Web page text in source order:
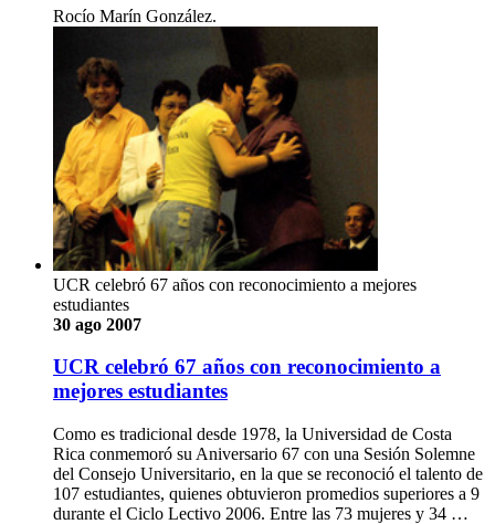
Rocío Marín González.
UCR celebró 67 años con reconocimiento a mejores
estudiantes
30 ago 2007
UCR celebró 67 años con reconocimiento a
mejores estudiantes
Como es tradicional desde 1978, la Universidad de Costa
Rica conmemoró su Aniversario 67 con una Sesión Solemne
del Consejo Universitario, en la que se reconoció el talento de
107 estudiantes, quienes obtuvieron promedios superiores a 9
durante el Ciclo Lectivo 2006. Entre las 73 mujeres y 34 …